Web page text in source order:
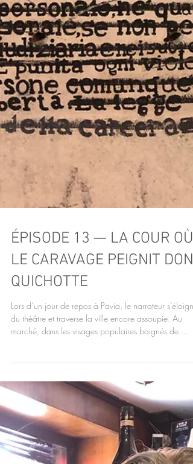
LE CARAVAGE PEIGNIT DON
QUICHOTTE
Lors d’un jour de repos à Pavia, le narrateur s’éloigne
marché, dans les visages populaires baignés de
lumière, il reconnaît une vérité essentielle : son Don
Quichotte est un personnage caravagesque, né de la
fragilité humaine et de la dignité du quotidien. Cette
errance révèle que la création s’ancre dans le réel, là
où la vie ordinaire devient sublime.